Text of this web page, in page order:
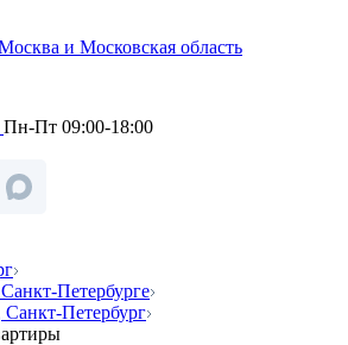
и Московская область
Пн-Пт 09:00-18:00
Петербурге
Петербург